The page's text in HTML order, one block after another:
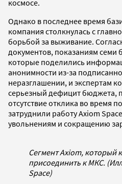
космосе.
Однако в последнее время
компания столкнулась с
борьбой за выживание.
документов, показаниям семи
которые поделились
анонимности из-за
неразглашении, и экспертам
серьезный дефицит бюджета,
отсутствие отклика во время
затруднили работу Axiom
увольнениям и сокращению
Сегмент Axiom, который
присоединить к МКС.
Space)